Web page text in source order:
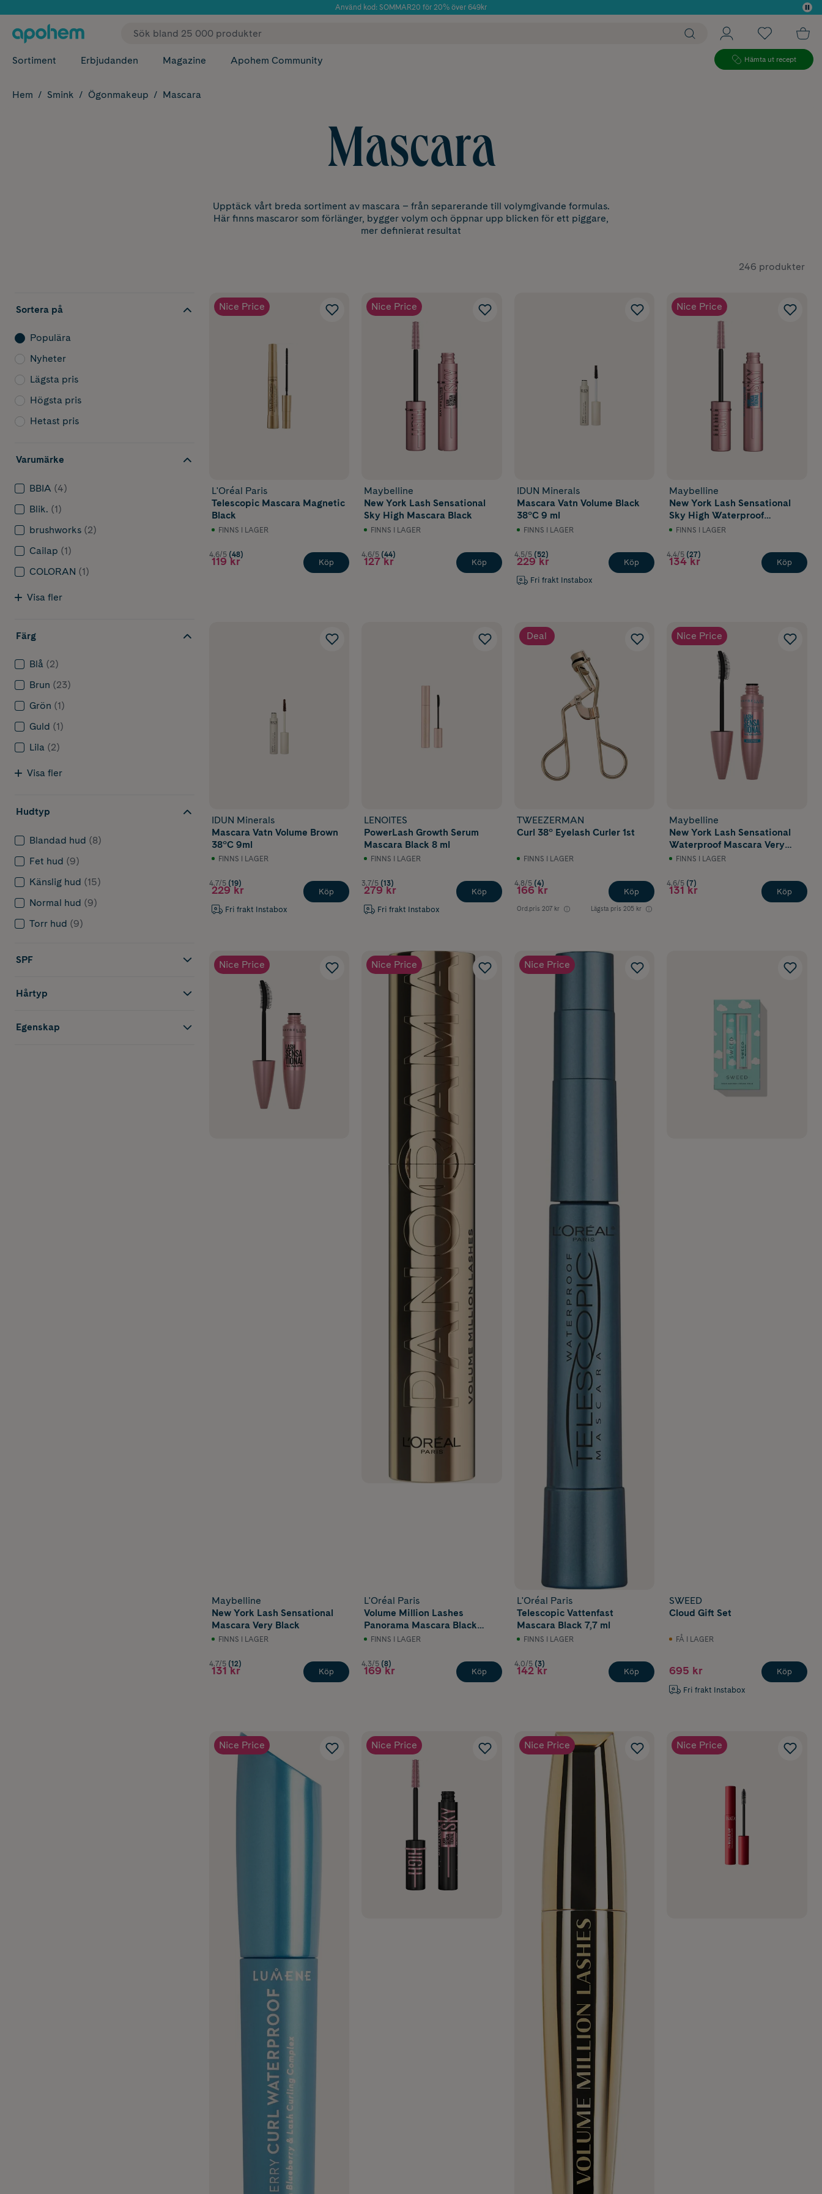
Använd kod: SOMMAR20 för 20% över 649kr
✓ Fri frakt
Sortiment Erbjudanden Magazine Apohem Community Hämta ut recept
Hem Smink Ögonmakeup Mascara
Mascara
Upptäck vårt breda sortiment av mascara – från separerande till volymgivande formulas.
Här finns mascaror som förlänger, bygger volym och öppnar upp blicken för ett piggare,
mer definierat resultat
246 produkter
Sortera på
Populära
Nyheter
Lägsta pris
Högsta pris
Hetast pris
Varumärke
BBIA (4)
Blik. (1)
brushworks (2)
Cailap (1)
COLORAN (1)
Visa fler
Färg
Blå (2)
Brun (23)
Grön (1)
Guld (1)
Lila (2)
Visa fler
Hudtyp
Blandad hud (8)
Fet hud (9)
Känslig hud (15)
Normal hud (9)
Torr hud (9)
SPF
Hårtyp
Egenskap
Nice Price
L'Oréal Paris
Telescopic Mascara Magnetic
Black
FINNS I LAGER
4.6/5 (48)
119 kr Köp
Nice Price
Maybelline
New York Lash Sensational
Sky High Mascara Black
FINNS I LAGER
4.6/5 (44)
127 kr Köp
IDUN Minerals
Mascara Vatn Volume Black
38°C 9 ml
FINNS I LAGER
4.5/5 (52)
229 kr
Fri frakt Instabox
Köp
Nice Price
Maybelline
New York Lash Sensational
Sky High Waterproof
Mascara Very Black
FINNS I LAGER
4.4/5 (27)
134 kr Köp
IDUN Minerals
Mascara Vatn Volume Brown
38°C 9ml
FINNS I LAGER
4.7/5 (19)
229 kr
Fri frakt Instabox
Köp
LENOITES
PowerLash Growth Serum
Mascara Black 8 ml
FINNS I LAGER
3.7/5 (13)
279 kr
Fri frakt Instabox
Köp
Deal
TWEEZERMAN
Curl 38° Eyelash Curler 1st
FINNS I LAGER
4.8/5 (4)
166 kr
Ord.pris 207 kr Lägsta pris 205 kr
Köp
Nice Price
Maybelline
New York Lash Sensational
Waterproof Mascara Very
Black
FINNS I LAGER
4.6/5 (7)
131 kr Köp
Nice Price
Maybelline
New York Lash Sensational
Mascara Very Black
FINNS I LAGER
4.7/5 (12)
131 kr Köp
Nice Price
L'Oréal Paris
Volume Million Lashes
Panorama Mascara Black
9,9 ml
FINNS I LAGER
4.3/5 (8)
169 kr Köp
Nice Price
L'Oréal Paris
Telescopic Vattenfast
Mascara Black 7,7 ml
FINNS I LAGER
4.0/5 (3)
142 kr Köp
SWEED
Cloud Gift Set
FÅ I LAGER
695 kr
Fri frakt Instabox
Köp
Nice Price Nice Price Nice Price Nice Price